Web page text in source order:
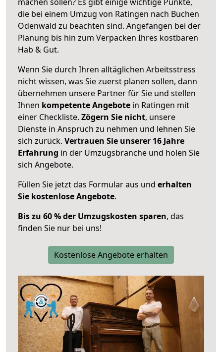
die bei einem Umzug von Ratingen nach Buchen
Odenwald zu beachten sind. Angefangen bei der
Planung bis hin zum Verpacken Ihres kostbaren
Hab & Gut.
Wenn Sie durch Ihren alltäglichen Arbeitsstress
nicht wissen, was Sie zuerst planen sollen, dann
übernehmen unsere Partner für Sie und stellen
Ihnen kompetente Angebote in Ratingen mit
einer Checkliste. Zögern Sie nicht, unsere
Dienste in Anspruch zu nehmen und lehnen Sie
sich zurück. Vertrauen Sie unserer 16 Jahre
Erfahrung in der Umzugsbranche und holen Sie
sich Angebote.
Füllen Sie jetzt das Formular aus und erhalten
Sie kostenlose Angebote.
Bis zu 60 % der Umzugskosten sparen, das
finden Sie nur bei uns!
Kostenlose Angebote erhalten